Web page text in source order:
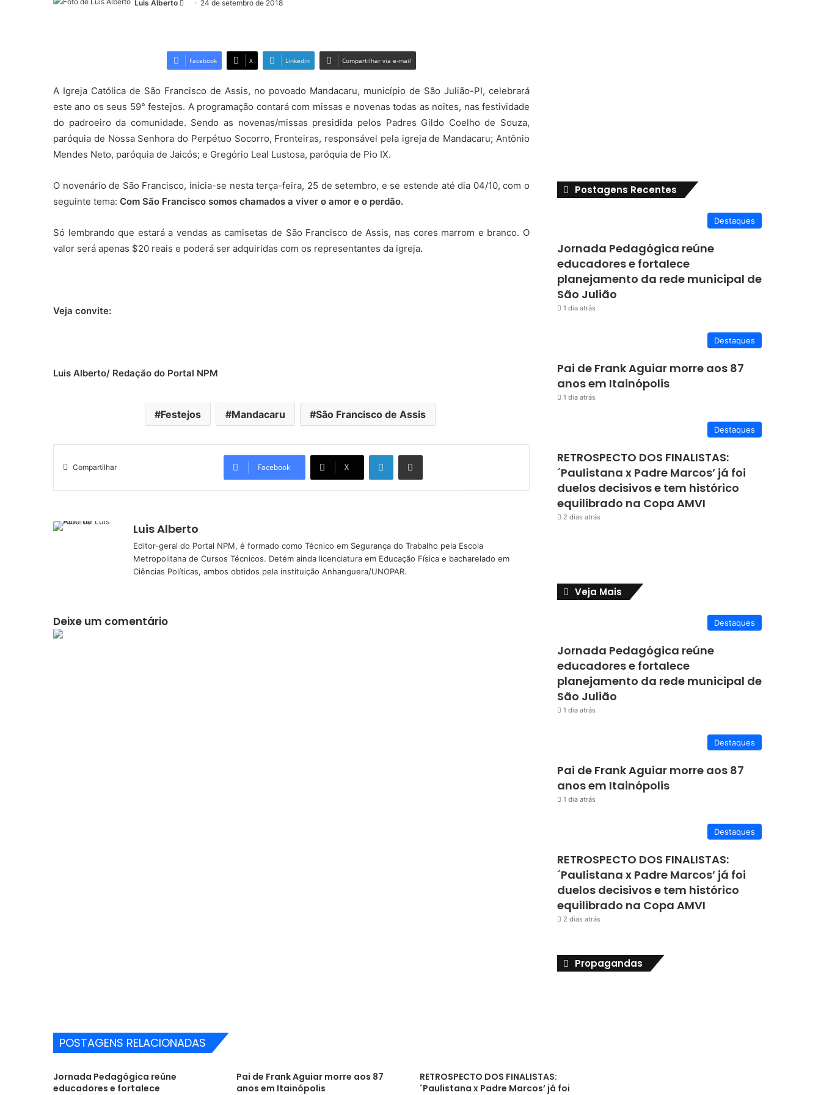
Luis Alberto
Mande24 de setembro de 2018
Facebook X Linkedin Compartilhar via e-mail
A Igreja Católica de São Francisco de Assis, no povoado Mandacaru, município de São Julião-PI, celebrará
este ano os seus 59° festejos. A programação contará com missas e novenas todas as noites, nas festividade
do padroeiro da comunidade. Sendo as novenas/missas presidida pelos Padres Gildo Coelho de Souza,
paróquia de Nossa Senhora do Perpétuo Socorro, Fronteiras, responsável pela igreja de Mandacaru; Antônio
Mendes Neto, paróquia de Jaicós; e Gregório Leal Lustosa, paróquia de Pio IX.
O novenário de São Francisco, inicia-se nesta terça-feira, 25 de setembro, e se estende até dia 04/10, com o
seguinte tema: Com São Francisco somos chamados a viver o amor e o perdão.
Só lembrando que estará a vendas as camisetas de São Francisco de Assis, nas cores marrom e branco. O
valor será apenas $20 reais e poderá ser adquiridas com os representantes da igreja.
Veja convite:
Luis Alberto/ Redação do Portal NPM
Festejos Mandacaru São Francisco de Assis
Compartilhar Facebook X
Linkedin Compartilhar via e-mail
Luis Alberto
Editor-geral do Portal NPM, é formado como Técnico em Segurança do Trabalho pela Escola
Metropolitana de Cursos Técnicos. Detém ainda licenciatura em Educação Física e bacharelado em
Ciências Políticas, ambos obtidos pela instituição Anhanguera/UNOPAR.
Deixe um comentário
Postagens Recentes
Destaques
Jornada Pedagógica reúne
educadores e fortalece
planejamento da rede municipal de
São Julião
1 dia atrás
Destaques
Pai de Frank Aguiar morre aos 87
anos em Itainópolis
1 dia atrás
Destaques
RETROSPECTO DOS FINALISTAS:
´Paulistana x Padre Marcos’ já foi
duelos decisivos e tem histórico
equilibrado na Copa AMVI
2 dias atrás
Veja Mais
Destaques
Jornada Pedagógica reúne
educadores e fortalece
planejamento da rede municipal de
São Julião
1 dia atrás
Destaques
Pai de Frank Aguiar morre aos 87
anos em Itainópolis
1 dia atrás
Destaques
RETROSPECTO DOS FINALISTAS:
´Paulistana x Padre Marcos’ já foi
duelos decisivos e tem histórico
equilibrado na Copa AMVI
2 dias atrás
Propagandas
POSTAGENS RELACIONADAS
Jornada Pedagógica reúne
educadores e fortalece
Pai de Frank Aguiar morre aos 87
anos em Itainópolis
RETROSPECTO DOS FINALISTAS:
´Paulistana x Padre Marcos’ já foi